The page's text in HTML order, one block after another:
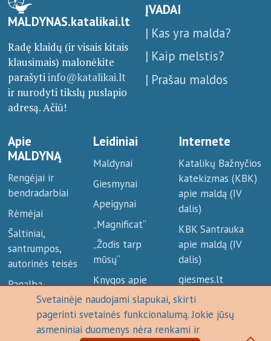
MALDYNAS.katalikai.lt
Radę klaidų (ir visais kitais
klausimais) malonėkite
parašytiinfo@katalikai.lt
ir nurodyti tikslų puslapio
adresą. Ačiū!
ĮVADAI
| Kas yra malda?
| Kaip melstis?
| Prašau maldos
Apie
MALDYNĄ
Rengėjai ir
bendradarbiai
Rėmėjai
Šaltiniai,
santrumpos,
autorinės teisės
Pagalba
Leidiniai
Maldynai
Giesmynai
Apeigynai
„Magnificat“
„Žodis tarp
mūsų“
Knygos apie
maldą
Internete
Katalikų Bažnyčios
katekizmas (KBK)
apie maldą (IV
dalis)
KBK Santrauka
apie maldą (IV
dalis)
giesmes.lt
kasdienapmastau.lt
IT sprendimas © Katalikų interneto tarnyba , 2022 || Visi čia skelbiami
maldų/apeigų tekstai, net jei nenurodytas tikslus šaltinis, paimti iš
Svetainėje naudojami slapukai, skirti
pagerinti svetainės funkcionalumą. Jokie jūsų
asmeniniai duomenys nėra renkami ir